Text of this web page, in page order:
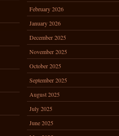
February 2026
January 2026
December 2025
November 2025
October 2025
September 2025
August 2025
July 2025
June 2025